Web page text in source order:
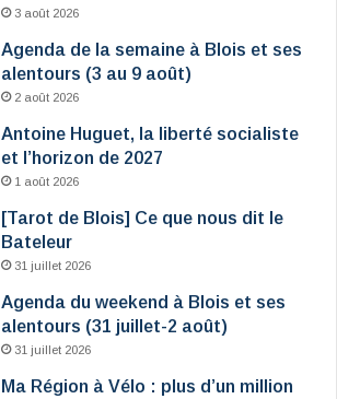
3 août 2026
Agenda de la semaine à Blois et ses
alentours (3 au 9 août)
2 août 2026
Antoine Huguet, la liberté socialiste
et l’horizon de 2027
1 août 2026
[Tarot de Blois] Ce que nous dit le
Bateleur
31 juillet 2026
Agenda du weekend à Blois et ses
alentours (31 juillet-2 août)
31 juillet 2026
Ma Région à Vélo : plus d’un million